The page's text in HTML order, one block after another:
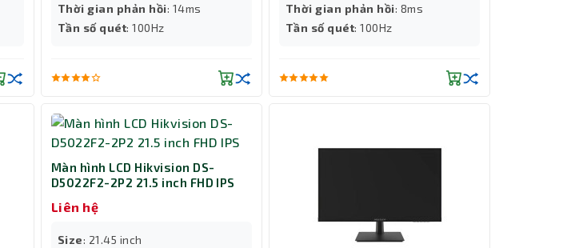
Thời gian phản hồi: 14ms
Tần số quét: 100Hz
Thời gian phản hồi: 8ms
Tần số quét: 100Hz
Màn hình LCD Hikvision DS-
D5022F2-2P2 21.5 inch FHD IPS
Liên hệ
Size: 21.45 inch